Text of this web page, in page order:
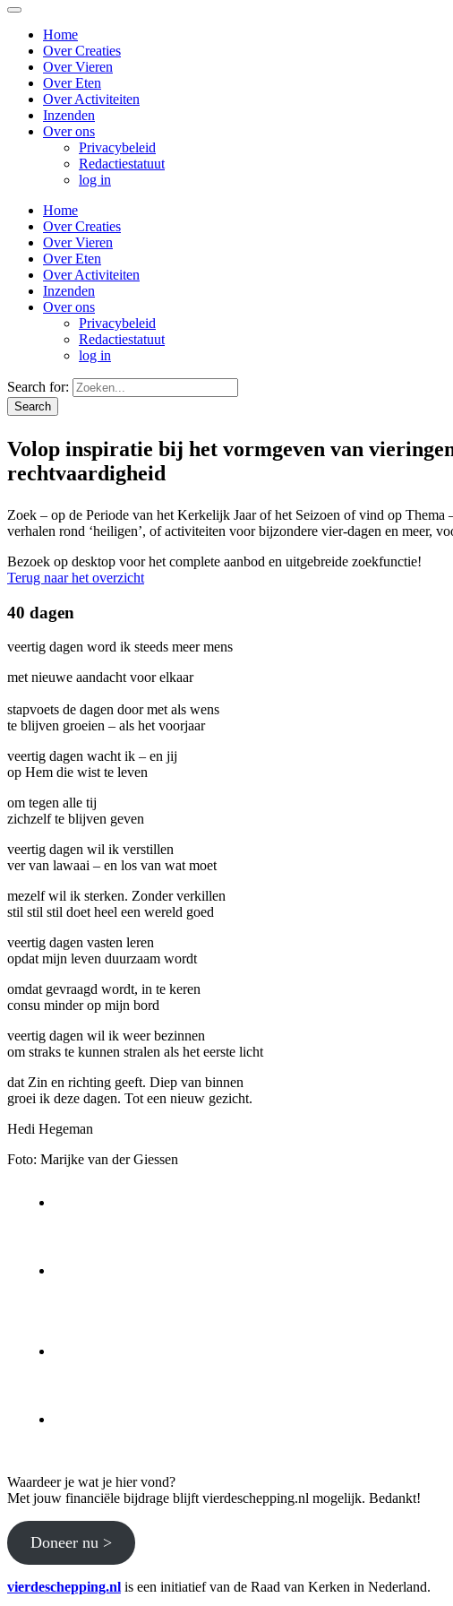
Home
Over Creaties
Over Vieren
Over Eten
Over Activiteiten
Inzenden
Over ons
Privacybeleid
Redactiestatuut
log in
Home
Over Creaties
Over Vieren
Over Eten
Over Activiteiten
Inzenden
Over ons
Privacybeleid
Redactiestatuut
log in
Search for:
Volop inspiratie bij het vormgeven van
rechtvaardigheid
Zoek – op de Periode van het Kerkelijk Jaar of het Seizoen of vind op Thema
verhalen rond ‘heiligen’, of activiteiten voor bijzondere vier-dagen en meer,
Bezoek op desktop voor het complete aanbod en uitgebreide zoekfunctie!
Terug naar het overzicht
40 dagen
veertig dagen word ik steeds meer mens
met nieuwe aandacht voor elkaar
stapvoets de dagen door met als wens
te blijven groeien – als het voorjaar
veertig dagen wacht ik – en jij
op Hem die wist te leven
om tegen alle tij
zichzelf te blijven geven
veertig dagen wil ik verstillen
ver van lawaai – en los van wat moet
mezelf wil ik sterken. Zonder verkillen
stil stil stil doet heel een wereld goed
veertig dagen vasten leren
opdat mijn leven duurzaam wordt
omdat gevraagd wordt, in te keren
consu minder op mijn bord
veertig dagen wil ik weer bezinnen
om straks te kunnen stralen als het eerste licht
dat Zin en richting geeft. Diep van binnen
groei ik deze dagen. Tot een nieuw gezicht.
Hedi Hegeman
Foto: Marijke van der Giessen
Waardeer je wat je hier vond?
Met jouw financiële bijdrage blijft vierdeschepping.nl mogelijk. Bedankt!
Doneer nu >
vierdeschepping.nl is een initiatief van de Raad van Kerken in Nederland.